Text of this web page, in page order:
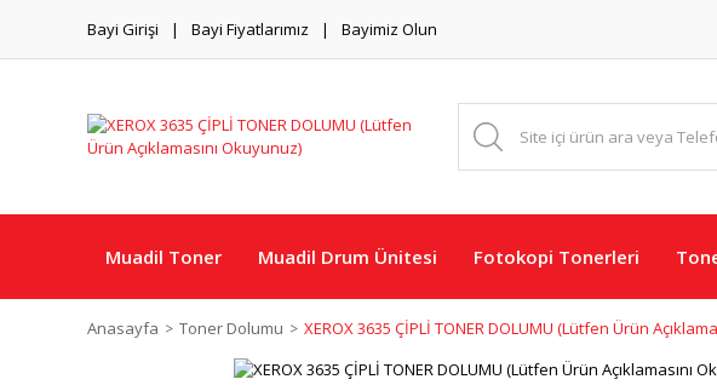
Bayi Girişi Bayi Fiyatlarımız Bayimiz Olun
Muadil Toner Muadil Drum Ünitesi Fotokopi Tonerleri
Anasayfa Toner Dolumu XEROX 3635 ÇİPLİ TONER DOLUMU (Lütfen Ürün